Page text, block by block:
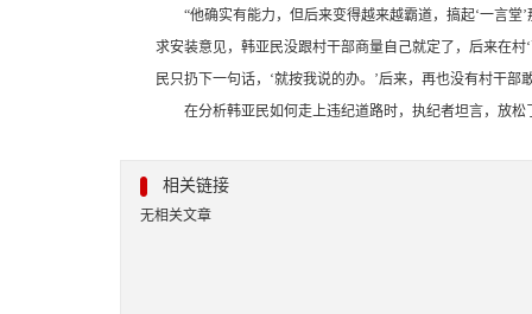
“他确实有能力，但后来变得越来越霸道，搞起‘一言
求安装意见，韩亚民没跟村干部商量自己就定了，后来在
民只扔下一句话，‘就按我说的办。’后来，再也没有村干部
在分析韩亚民如何走上违纪道路时，执纪者坦言，放
相关链接
无相关文章